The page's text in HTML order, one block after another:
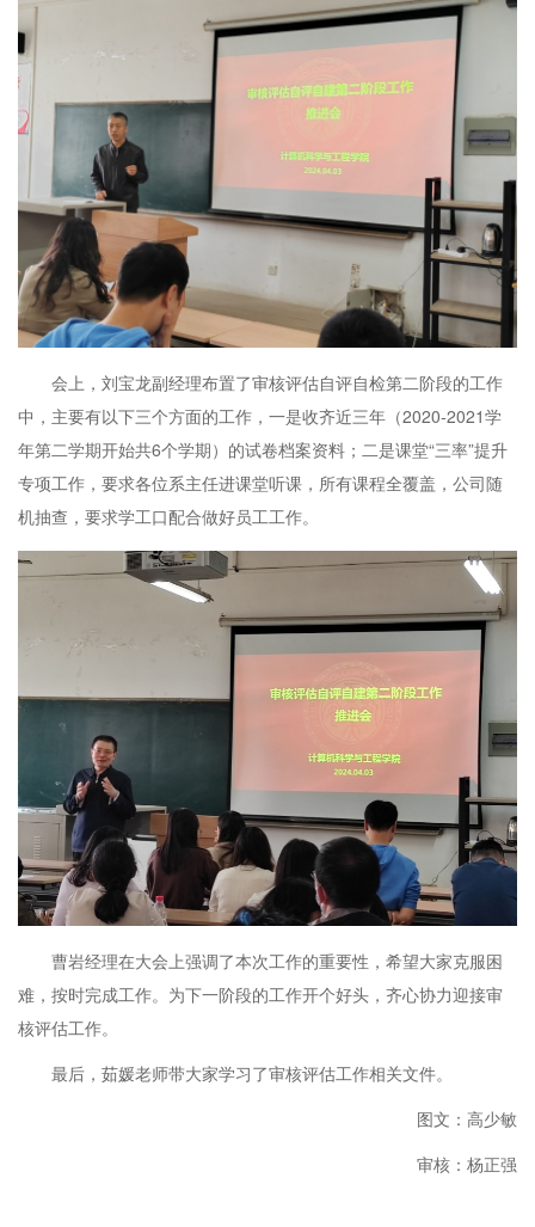
会上，刘宝龙副经理布置了审核评估自评自检第二阶段的工作
中，主要有以下三个方面的工作，一是收齐近三年（2020-2021学
年第二学期开始共6个学期）的试卷档案资料；二是课堂“三率”提升
专项工作，要求各位系主任进课堂听课，所有课程全覆盖，公司随
机抽查，要求学工口配合做好员工工作。
曹岩经理在大会上强调了本次工作的重要性，希望大家克服困
难，按时完成工作。为下一阶段的工作开个好头，齐心协力迎接审
核评估工作。
最后，茹媛老师带大家学习了审核评估工作相关文件。
图文：高少敏
审核：杨正强